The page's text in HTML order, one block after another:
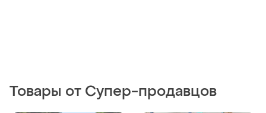
Товары от Супер-продавцов